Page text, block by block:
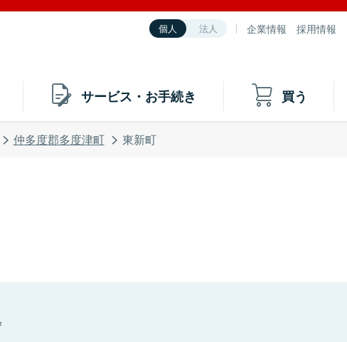
個人 法人 企業情報 採用情報
サービス・お手続き 買う
仲多度郡多度津町 東新町